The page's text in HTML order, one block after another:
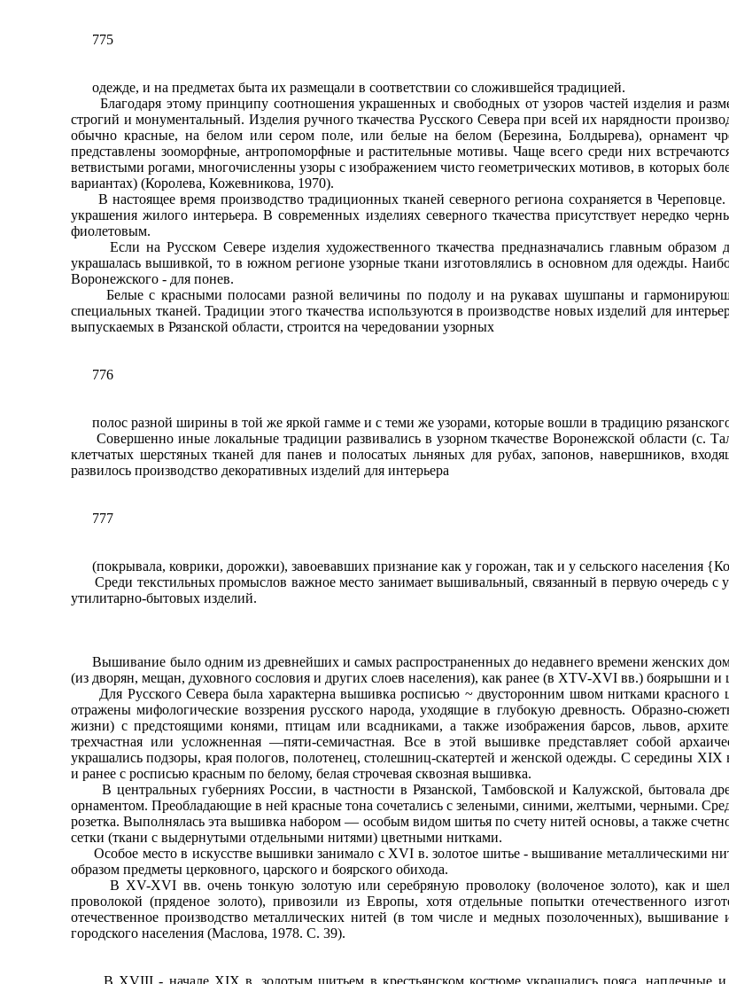
775
одежде, и на предметах быта их размещали в соответствии со сложившейся традицией.
Благодаря этому принципу соотношения украшенных и свободных от узоров частей изделия и
строгий и монументальный. Изделия ручного ткачества Русского Севера при всей их нарядности
обычно красные, на белом или сером поле, или белые на белом (Березина, Болдырева), орнамент
представлены зооморфные, антропоморфные и растительные мотивы. Чаще всего среди них
ветвистыми рогами, многочисленны узоры с изображением чисто геометрических мотивов, в которых
вариантах) (Королева, Кожевникова, 1970).
В настоящее время производство традиционных тканей северного региона сохраняется в Череповце.
украшения жилого интерьера. В современных изделиях северного ткачества присутствует нередко
фиолетовым.
Если на Русском Севере изделия художественного ткачества предназначались главным образом
украшалась вышивкой, то в южном регионе узорные ткани изготовлялись в основном для одежды.
Воронежского - для понев.
Белые с красными полосами разной величины по подолу и на рукавах шушпаны и
специальных тканей. Традиции этого ткачества используются в производстве новых изделий для
выпускаемых в Рязанской области, строится на чередовании узорных
776
полос разной ширины в той же яркой гамме и с теми же узорами, которые вошли в традицию рязанского
Совершенно иные локальные традиции развивались в узорном ткачестве Воронежской области (с.
клетчатых шерстяных тканей для панев и полосатых льняных для рубах, запонов, навершников,
развилось производство декоративных изделий для интерьера
777
(покрывала, коврики, дорожки), завоевавших признание как у горожан, так и у сельского населения
Среди текстильных промыслов важное место занимает вышивальный, связанный в первую очередь с
утилитарно-бытовых изделий.
Вышивание было одним из древнейших и самых распространенных до недавнего времени женских
(из дворян, мещан, духовного сословия и других слоев населения), как ранее (в XTV-XVI вв.) боярышни
Для Русского Севера была характерна вышивка росписью ~ двусторонним швом нитками красного
отражены мифологические воззрения русского народа, уходящие в глубокую древность. Образно-
жизни) с предстоящими конями, птицам или всадниками, а также изображения барсов, львов,
трехчастная или усложненная —пяти-семичастная. Все в этой вышивке представляет собой
украшались подзоры, края пологов, полотенец, столешниц-скатертей и женской одежды. С середины XIX
и ранее с росписью красным по белому, белая строчевая сквозная вышивка.
В центральных губерниях России, в частности в Рязанской, Тамбовской и Калужской, бытовала
орнаментом. Преобладающие в ней красные тона сочетались с зелеными, синими, желтыми, черными.
розетка. Выполнялась эта вышивка набором — особым видом шитья по счету нитей основы, а также
сетки (ткани с выдернутыми отдельными нитями) цветными нитками.
Особое место в искусстве вышивки занимало с XVI в. золотое шитье - вышивание металлическими
образом предметы церковного, царского и боярского обихода.
В XV-XVI вв. очень тонкую золотую или серебряную проволоку (волоченое золото), как и
проволокой (пряденое золото), привозили из Европы, хотя отдельные попытки отечественного
отечественное производство металлических нитей (в том числе и медных позолоченных), вышивание
городского населения (Маслова, 1978. С. 39).
В XVIII - начале XIX в. золотым шитьем в крестьянском костюме украшались пояса, наплечные и